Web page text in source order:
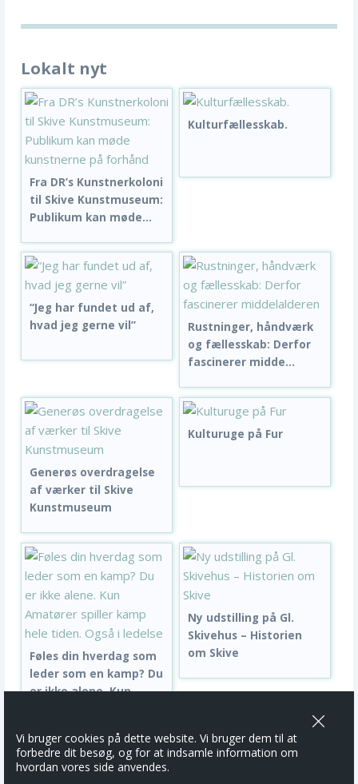
Lokalt nyt
Fra DR’s Kunstnerkoloni
til Skive Kunstmuseum:
Publikum kan møde...
Kulturfællesskab.
“Jeg har fundet ud af,
hvad jeg gerne vil”
Rustninger, håndværk
og fællesskab: Derfor
fascinerer midde...
Generøs overdragelse
af værker til Skive
Kunstmuseum
Kulturuge på Fur
Føles din hverdag som
leder som en kamp? Du
er ikke alene. Kun...
Ny udstilling på Gl.
Skivehus – Historien
om Skive
Vi bruger cookies på dette website. Vi bruger dem til at
forbedre dit besøg, og for at indsamle information om
hvordan vores side anvendes.